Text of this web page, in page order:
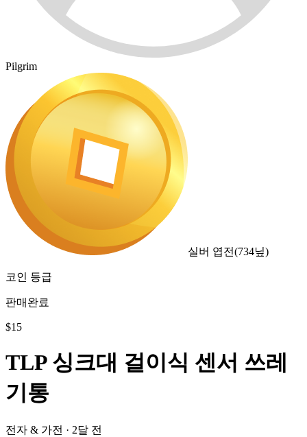
Pilgrim
실버 엽전(734닢)
코인 등급
판매완료
$15
TLP 싱크대 걸이식 센서 쓰레
기통
전자 & 가전 · 2달 전